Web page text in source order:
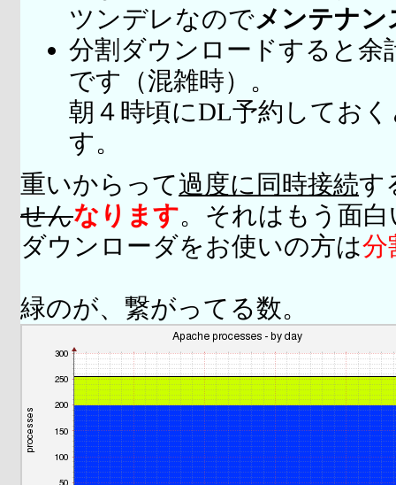
ツンデレなのでメンテナ
分割ダウンロードすると余
です（混雑時）。
朝４時頃にDL予約してお
す。
重いからって過度に同時接続す
せんなります。それはもう面
ダウンローダをお使いの方は分
緑のが、繋がってる数。